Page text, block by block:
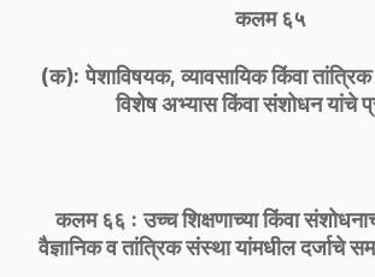
कलम ६५
(क): पेशाविषयक, व्यावसायिक किंवा
विशेष अभ्यास किंवा संशोधन यांचे
कलम ६६ : उच्च शिक्षणाच्या किंवा
वैज्ञानिक व तांत्रिक संस्था यांमधील दर्जाचे